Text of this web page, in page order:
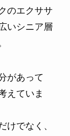
のエクササ
いシニア層
があって
えていま
けでなく、